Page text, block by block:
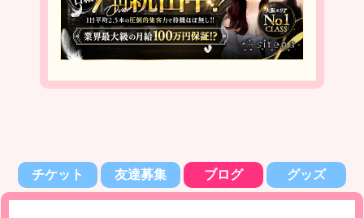
チケット 友達募集 ブログ グッズ